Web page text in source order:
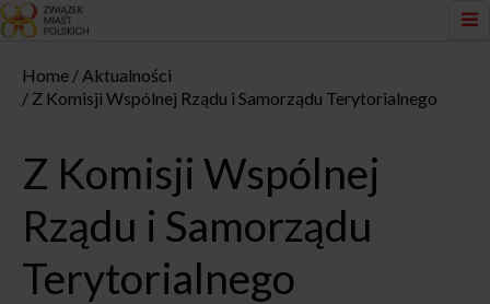
Home
Aktualności
Z Komisji Wspólnej Rządu i Samorządu Terytorialnego
Z Komisji Wspólnej
Rządu i Samorządu
Terytorialnego